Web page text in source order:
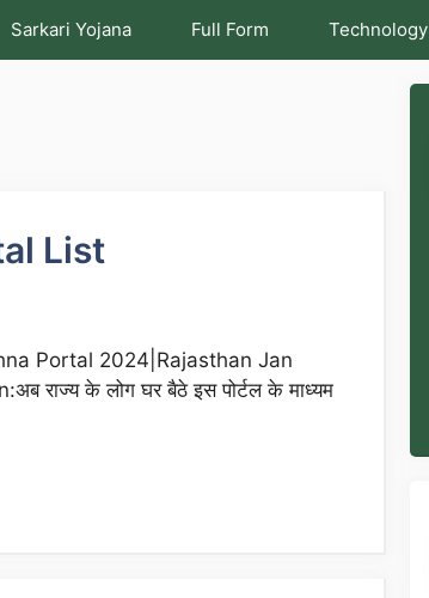
Sarkari Yojana Full Form Technology
List
Portal 2024|Rajasthan Jan
राज्य के लोग घर बैठे इस पोर्टल के माध्यम